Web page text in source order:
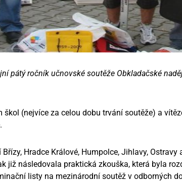
pátý ročník učnovské soutěže Obkladačské
škol (nejvíce za celou dobu trvání soutěže) a
Hradce Králové, Humpolce, Jihlavy,
již následovala praktická zkouška, která byla
listy na mezinárodní soutěž v odborných